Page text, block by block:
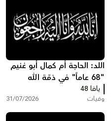
اللد: الحاجة أم كمال أبو غنيم
"68 عاماً" في ذمّة الله
يافا 48
وفيات 31/07/2026